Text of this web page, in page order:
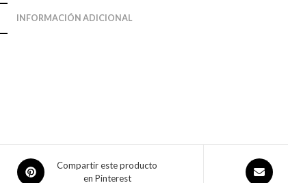
INFORMACIÓN ADICIONAL
Compartir este producto
en Pinterest